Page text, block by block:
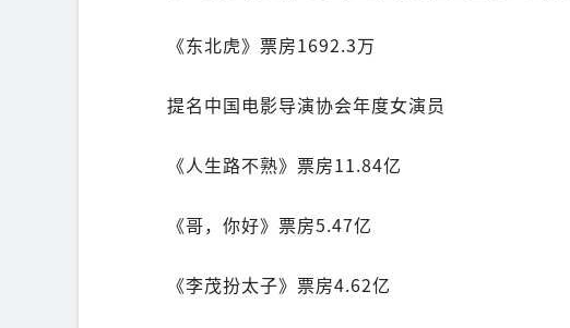
《东北虎》票房1692.3万
提名中国电影导演协会年度女演员
《人生路不熟》票房11.84亿
《哥，你好》票房5.47亿
《李茂扮太子》票房4.62亿